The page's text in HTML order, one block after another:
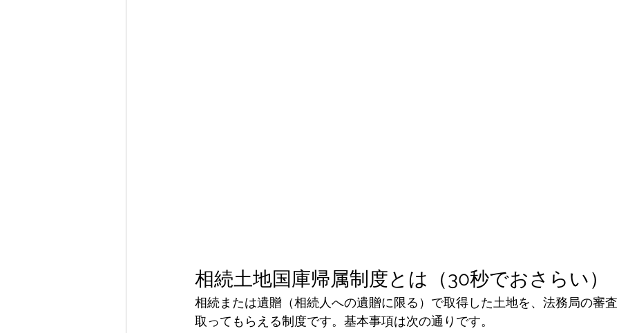
相続土地国庫帰属制度とは（30秒でおさらい）
相続または遺贈（相続人への遺贈に限る）で取得した土地を、法務局の審
取ってもらえる制度です。基本事項は次の通りです。